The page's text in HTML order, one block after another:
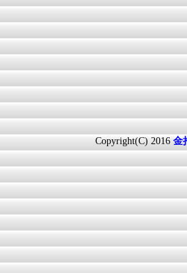
Copyright(C) 2016 金